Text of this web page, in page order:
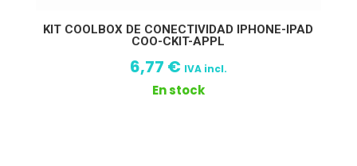
KIT COOLBOX DE CONECTIVIDAD IPHONE-IPAD
COO-CKIT-APPL
6,77 € IVA incl.
En stock